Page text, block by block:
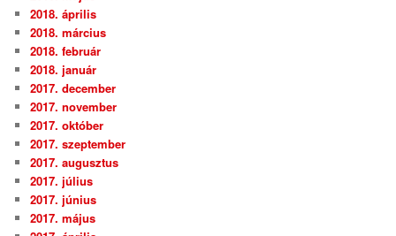
2018. április
2018. március
2018. február
2018. január
2017. december
2017. november
2017. október
2017. szeptember
2017. augusztus
2017. július
2017. június
2017. május